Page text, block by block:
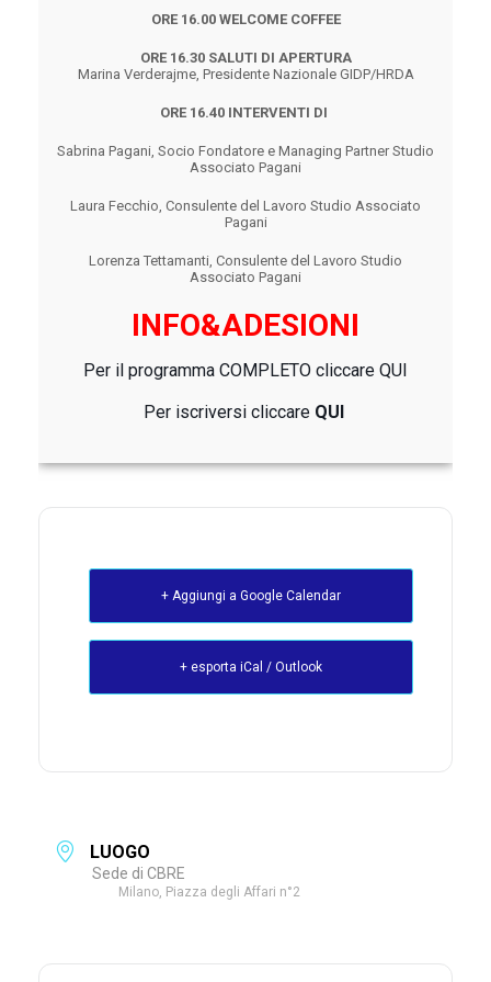
ORE 16.00 WELCOME COFFEE
ORE 16.30 SALUTI DI APERTURA
Marina Verderajme, Presidente Nazionale GIDP/HRDA
ORE 16.40 INTERVENTI DI
Sabrina Pagani, Socio Fondatore e Managing Partner Studio
Associato Pagani
Laura Fecchio, Consulente del Lavoro Studio Associato
Pagani
Lorenza Tettamanti, Consulente del Lavoro Studio
Associato Pagani
INFO&ADESIONI
Per il programma COMPLETO cliccare QUI
Per iscriversi cliccare QUI
+ Aggiungi a Google Calendar
+ esporta iCal / Outlook
LUOGO
Sede di CBRE
Milano, Piazza degli Affari n°2